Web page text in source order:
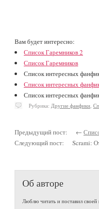
Вам будет интересно:
Список Гаремников 2
Список Гаремников
Список интересных
Список интересных
Список интересных
Рубрика: Другие фанфики,
Предыдущий пост: ←
Следующий пост: Scrami:
Об авторе
Люблю читать и поставил